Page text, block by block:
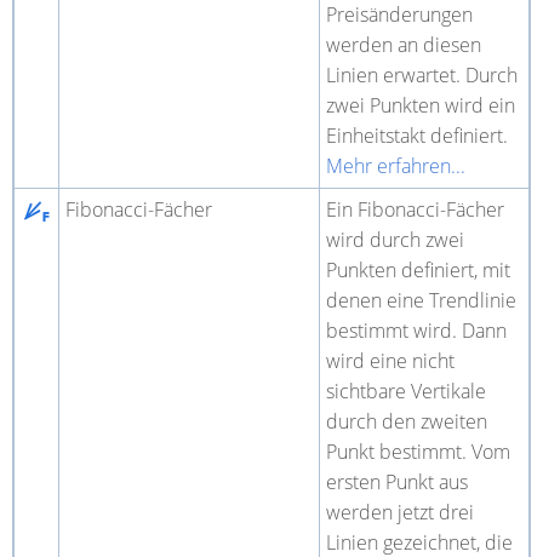
Preisänderungen
werden an diesen
Linien erwartet. Durch
zwei Punkten wird ein
Einheitstakt definiert.
Mehr erfahren...
Fibonacci-Fächer
Ein Fibonacci-Fächer
wird durch zwei
Punkten definiert, mit
denen eine Trendlinie
bestimmt wird. Dann
wird eine nicht
sichtbare Vertikale
durch den zweiten
Punkt bestimmt. Vom
ersten Punkt aus
werden jetzt drei
Linien gezeichnet, die